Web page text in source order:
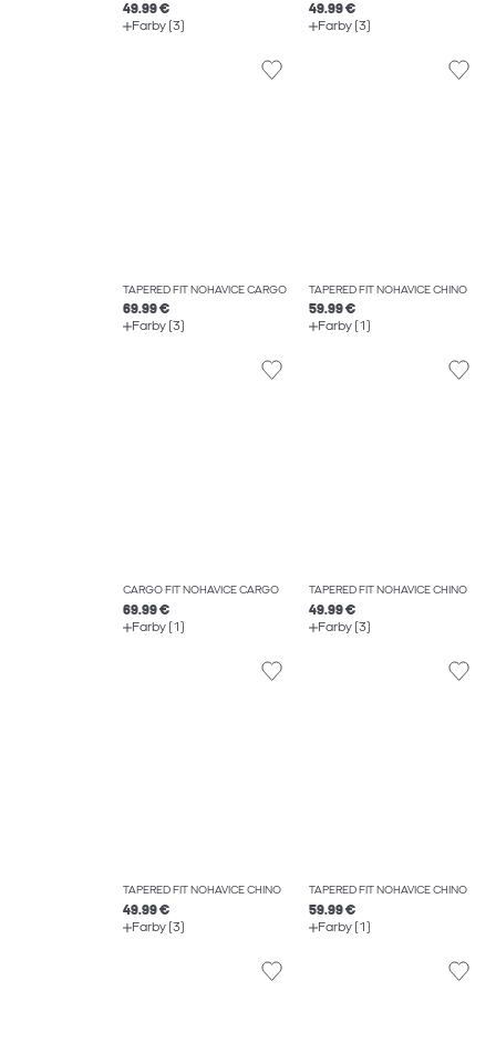
49.99 €
Farby (3)
49.99 €
Farby (3)
TAPERED FIT NOHAVICE CARGO
69.99 €
Farby (3)
TAPERED FIT NOHAVICE CHINO
59.99 €
Farby (1)
CARGO FIT NOHAVICE CARGO
69.99 €
Farby (1)
TAPERED FIT NOHAVICE CHINO
49.99 €
Farby (3)
TAPERED FIT NOHAVICE CHINO
49.99 €
Farby (3)
TAPERED FIT NOHAVICE CHINO
59.99 €
Farby (1)